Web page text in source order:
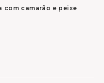
com camarão e peixe